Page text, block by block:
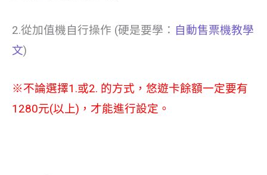
2.從加值機自行操作 (硬是要學： 自動售票機教學
文)
※不論選擇1.或2. 的方式，悠遊卡餘額一定要有
1280元(以上)，才能進行設定。